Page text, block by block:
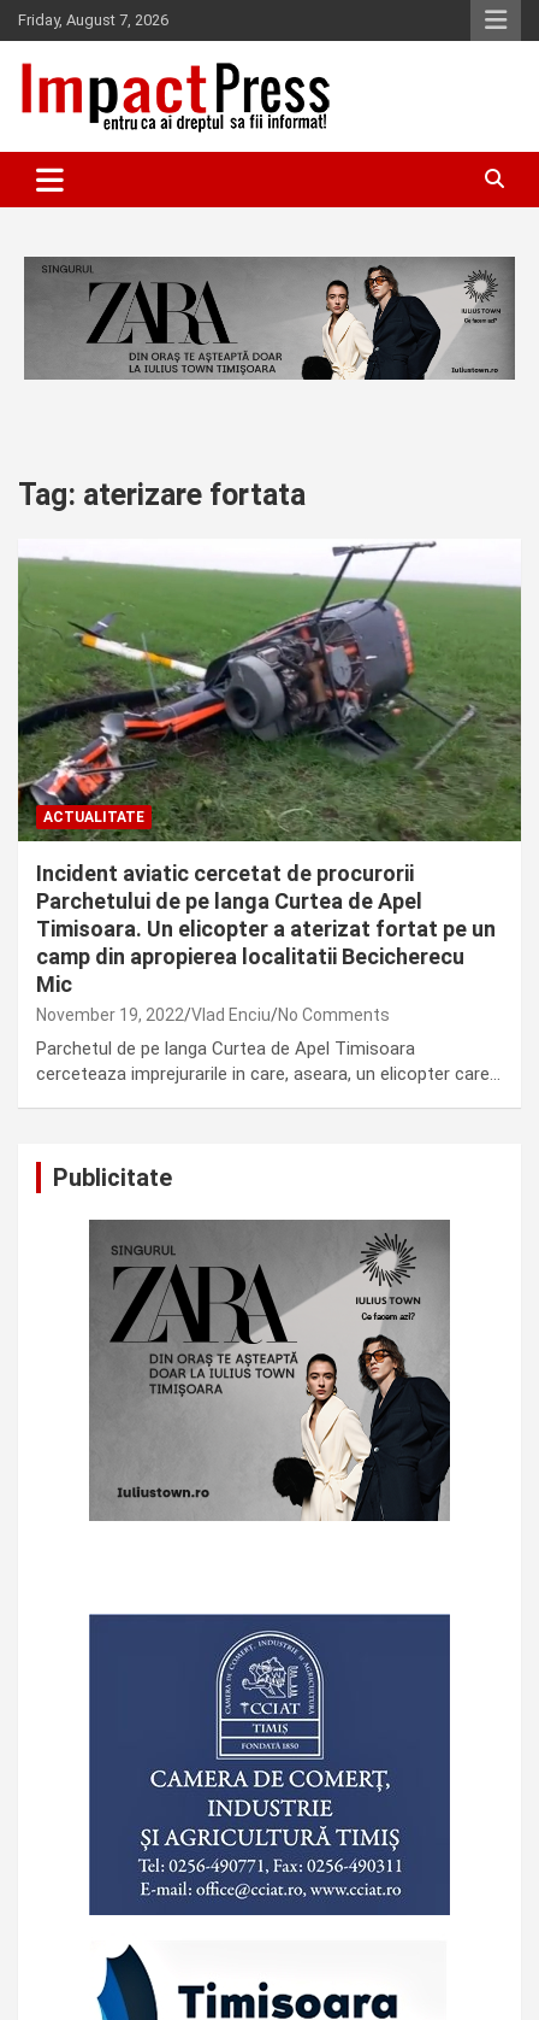
Skip
to
content
Friday, August 7, 2026
IMPACTPRESS
Tag: aterizare fortata
ACTUALITATE
Incident aviatic cercetat de procurorii
Parchetului de pe langa Curtea de Apel
Timisoara. Un elicopter a aterizat fortat pe un
camp din apropierea localitatii Becicherecu
Mic
November 19, 2022 Vlad Enciu No Comments
Parchetul de pe langa Curtea de Apel Timisoara
cerceteaza imprejurarile in care, aseara, un elicopter care…
Publicitate